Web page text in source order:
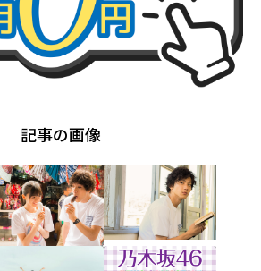
記事の画像